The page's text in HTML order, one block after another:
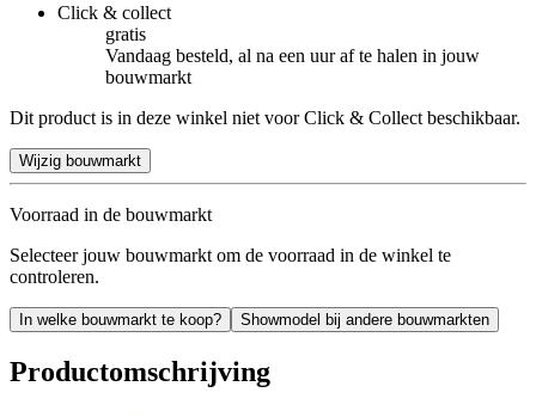
Click & collect
gratis
Vandaag besteld, al na een uur af te halen in jouw
bouwmarkt
Dit product is in deze winkel niet voor Click & Collect beschikbaar.
Wijzig bouwmarkt
Voorraad in de bouwmarkt
Selecteer jouw bouwmarkt om de voorraad in de winkel te
controleren.
In welke bouwmarkt te koop? Showmodel bij andere bouwmarkten
Productomschrijving